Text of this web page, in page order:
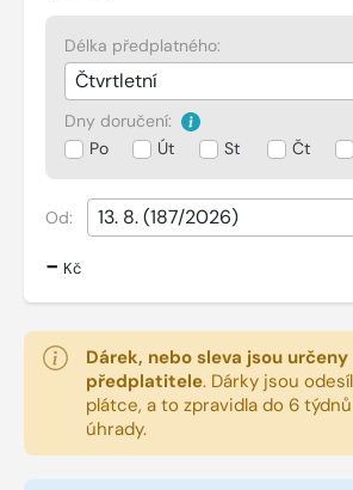
Délka předplatného:
Dny doručení:
Po
Út St Čt
Od:
- Kč
Dárek, nebo sleva jsou
předplatitele. Dárky jsou
plátce, a to zpravidla do 6
úhrady.